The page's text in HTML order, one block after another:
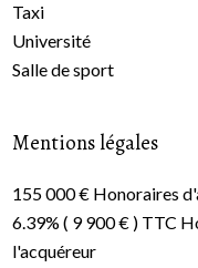
Taxi
Université
Salle de sport
Mentions légales
155 000 € Honoraires
6.39% ( 9 900 € ) TTC
l'acquéreur